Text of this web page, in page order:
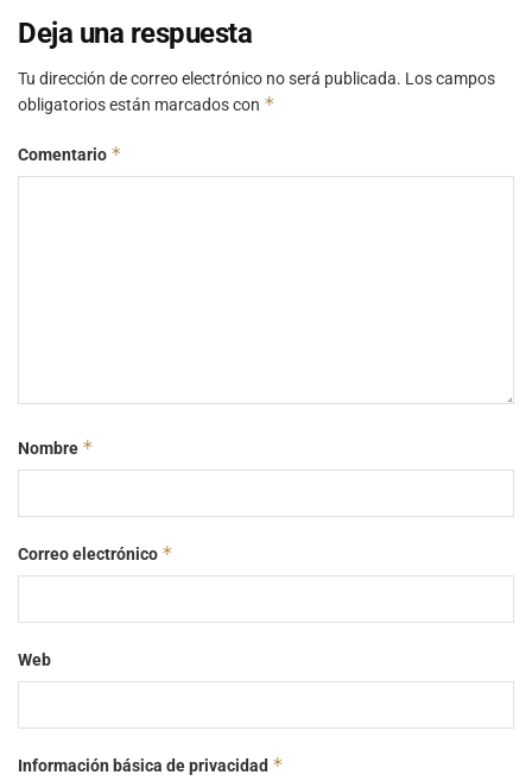
Deja una respuesta
Tu dirección de correo electrónico no será publicada. Los campos
obligatorios están marcados con *
Comentario *
Nombre *
Correo electrónico *
Web
Información básica de privacidad *